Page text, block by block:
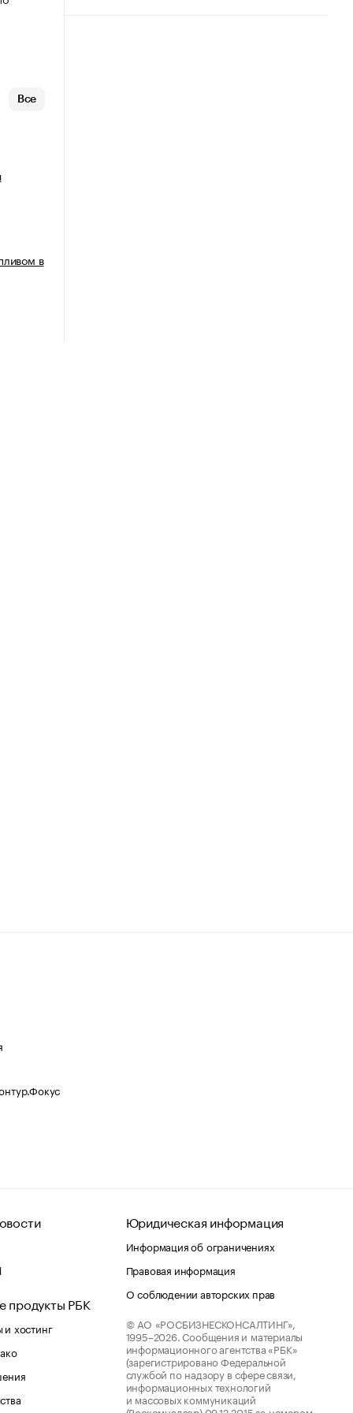
Все
в
продукты РБК
хостинг
Юридическая информация
Информация об ограничениях
Правовая информация
О соблюдении авторских прав
© АО «РОСБИЗНЕСКОНСАЛТИНГ»,
1995–2026. Сообщения и материалы
информационного агентства «РБК»
(зарегистрировано Федеральной
службой по надзору в сфере связи,
информационных технологий
и массовых коммуникаций